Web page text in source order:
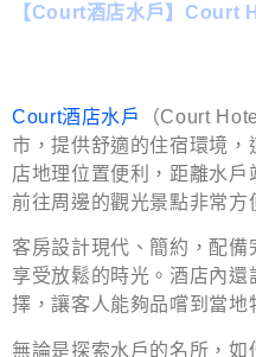
【Court酒店水戶】Court
Court酒店水戶
（Court
市，提供舒適的住宿環境
店地理位置便利，距離水
前往周邊的觀光景點非常方
客房設計現代、簡約，配
享受放鬆的時光。酒店內
擇，讓客人能夠品嚐到當地
無論是探索水戶的名所，